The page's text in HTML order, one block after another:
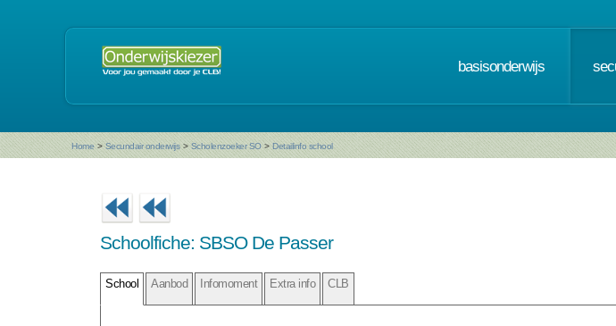
basisonderwijs
Home > Secundair onderwijs > Scholenzoeker SO > Detailinfo school
Schoolfiche: SBSO De Passer
School Aanbod Infomoment Extra info CLB